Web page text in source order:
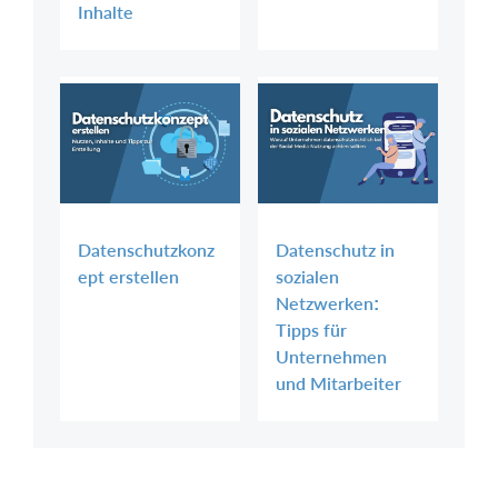
Inhalte
Datenschutzkonz
ept erstellen
Datenschutz in
sozialen
Netzwerken:
Tipps für
Unternehmen
und Mitarbeiter